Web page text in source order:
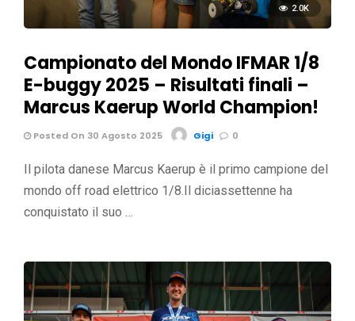
2.0K
Campionato del Mondo IFMAR 1/8
E-buggy 2025 – Risultati finali –
Marcus Kaerup World Champion!
Posted On 30 Agosto 2025 Gigi 0
Il pilota danese Marcus Kaerup è il primo campione del
mondo off road elettrico 1/8.Il diciassettenne ha
conquistato il suo …